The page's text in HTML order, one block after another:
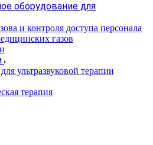
оборудование для
и контроля доступа персонала
газов
ультразвуковой терапии
терапия